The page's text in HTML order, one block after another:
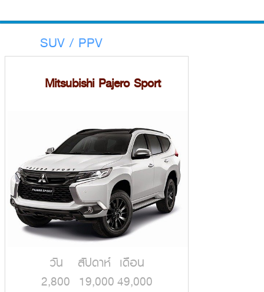
SUV / PPV
Mitsubishi Pajero Sport
วัน สัปดาห์ เดือน
2,800 19,000 49,000